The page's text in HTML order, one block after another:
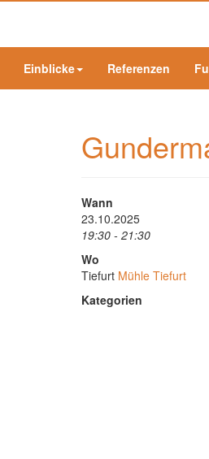
Einblicke Referenzen
Wann
23.10.2025
19:30 - 21:30
Wo
Tiefurt Mühle Tiefurt
Kategorien